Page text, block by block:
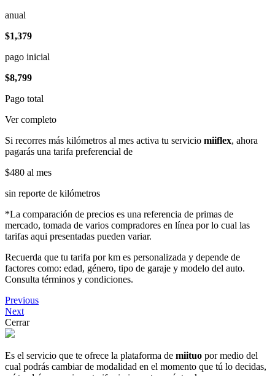
anual
$1,379
pago inicial
$8,799
Pago total
Ver completo
Si recorres más kilómetros al mes activa tu servicio miiflex, ahora
pagarás una tarifa preferencial de
$480 al mes
sin reporte de kilómetros
*La comparación de precios es una referencia de primas de
mercado, tomada de varios compradores en línea por lo cual las
tarifas aqui presentadas pueden variar.
Recuerda que tu tarifa por km es personalizada y depende de
factores como: edad, género, tipo de garaje y modelo del auto.
Consulta términos y condiciones.
Previous
Next
Cerrar
Es el servicio que te ofrece la plataforma de miituo por medio del
cual podrás cambiar de modalidad en el momento que tú lo decidas,